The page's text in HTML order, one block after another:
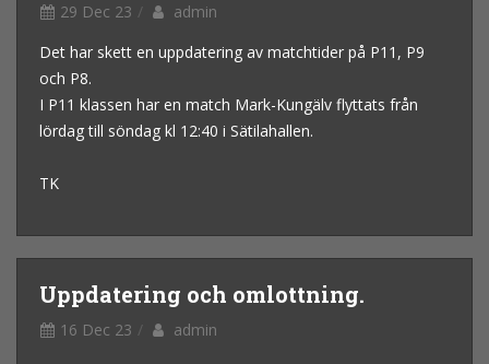
29 Dec 23
admin
Det har skett en uppdatering av matchtider på P11, P9
och P8.
I P11 klassen har en match Mark-Kungälv flyttats från
lördag till söndag kl 12:40 i Sätilahallen.
TK
Uppdatering och omlottning.
16 Dec 23
admin